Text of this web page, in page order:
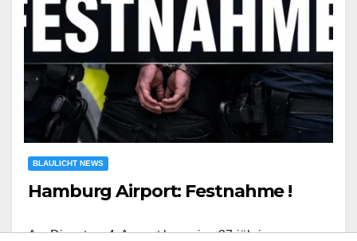
BLAULICHT NEWS
Hamburg Airport: Festnahme !
Am Dienstag, 4. August kam eine 37-jährige